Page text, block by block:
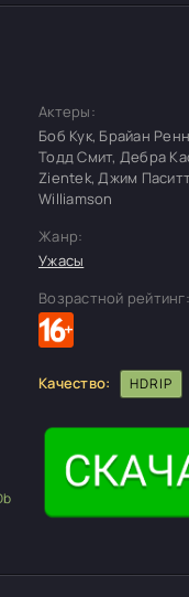
Актеры:
Боб Кук, Брайан
Тодд Смит, Дебра
Zientek, Джим
Williamson
Жанр:
Ужасы
Возрастной рейтинг:
Качество: HDRIP